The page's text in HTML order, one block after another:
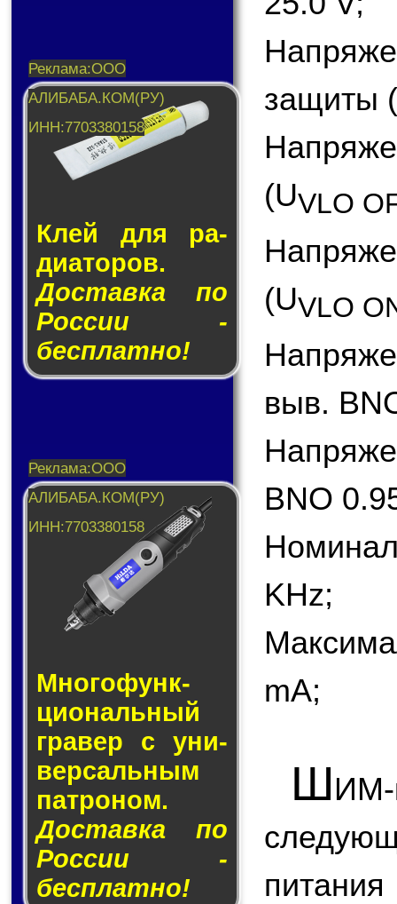
Клей для ра­
ди­а­то­ров.
Доставка по
России -
бесплатно!
Много­функ­
цио­наль­ный
гра­вер с уни­
вер­саль­ным
пат­ро­ном.
Доставка по
России -
бесплатно!
защиты
(UVLO
(UVLO
выв.
BNO
KHz;
mA;
Ш